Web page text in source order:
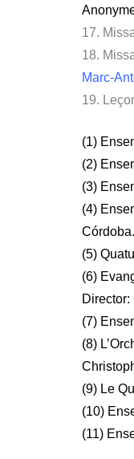
17.
18.
Marc-
19.
(1)
(2)
(3)
(4)
(5)
(6)
(7)
(8)
(9) Le
(10)
(11)